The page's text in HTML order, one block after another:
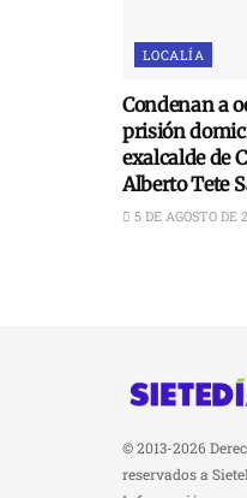
LOCALÍA
Condenan a
prisión
exalcalde de
Alberto Tete
5 DE AGOSTO DE
© 2013-2026
reservados a